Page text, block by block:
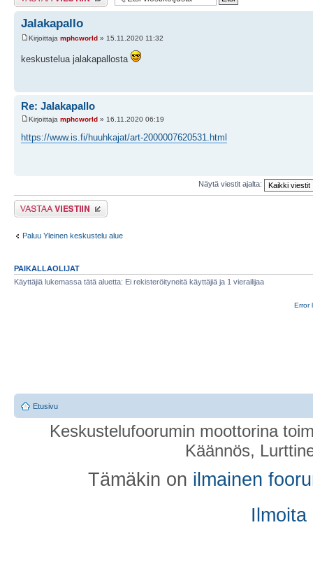
Jalakapallo
Kirjoittaja mphcworld » 15.11.2020 11:32
keskustelua jalakapallosta
Re: Jalakapallo
Kirjoittaja mphcworld » 16.11.2020 06:19
https://www.is.fi/huuhkajat/art-2000007620531.html
Näytä viestit ajalta:
Lähetä vastaus
Paluu Yleinen keskustelu alue
PAIKALLAOLIJAT
Käyttäjiä lukemassa tätä aluetta: Ei rekisteröityneitä käyttäjiä ja 1 vierailijaa
Error
Etusivu
Keskustelufoorumin moottorina
Käännös,
Tämäkin on ilmainen